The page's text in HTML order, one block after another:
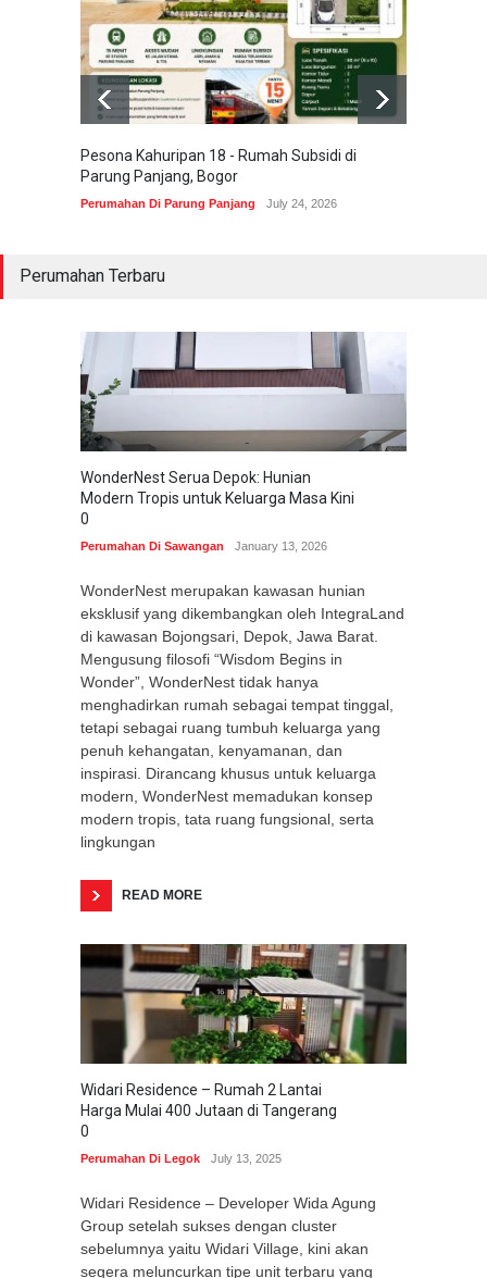
Pesona Kahuripan 18 - Rumah Subsidi di
Parung Panjang, Bogor
Perumahan Di Parung Panjang July 24, 2026
Perumahan Terbaru
WonderNest Serua Depok: Hunian
Modern Tropis untuk Keluarga Masa Kini
0
Perumahan Di Sawangan January 13, 2026
WonderNest merupakan kawasan hunian
eksklusif yang dikembangkan oleh IntegraLand
di kawasan Bojongsari, Depok, Jawa Barat.
Mengusung filosofi “Wisdom Begins in
Wonder”, WonderNest tidak hanya
menghadirkan rumah sebagai tempat tinggal,
tetapi sebagai ruang tumbuh keluarga yang
penuh kehangatan, kenyamanan, dan
inspirasi. Dirancang khusus untuk keluarga
modern, WonderNest memadukan konsep
modern tropis, tata ruang fungsional, serta
lingkungan
READ MORE
Widari Residence – Rumah 2 Lantai
Harga Mulai 400 Jutaan di Tangerang
0
Perumahan Di Legok July 13, 2025
Widari Residence – Developer Wida Agung
Group setelah sukses dengan cluster
sebelumnya yaitu Widari Village, kini akan
segera meluncurkan tipe unit terbaru yang